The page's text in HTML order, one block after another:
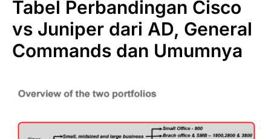
Tabel Perbandingan Cisco
vs Juniper dari AD, General
Commands dan Umumnya